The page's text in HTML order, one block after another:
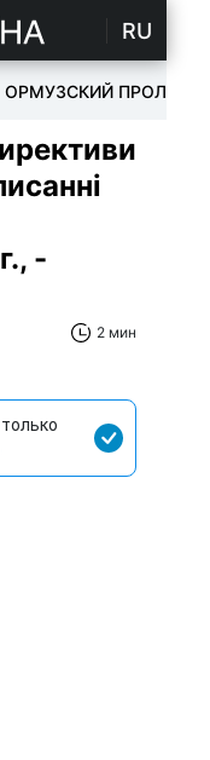
RU
ОРМУЗСКИЙ ПРОЛИВ
-
2 мин